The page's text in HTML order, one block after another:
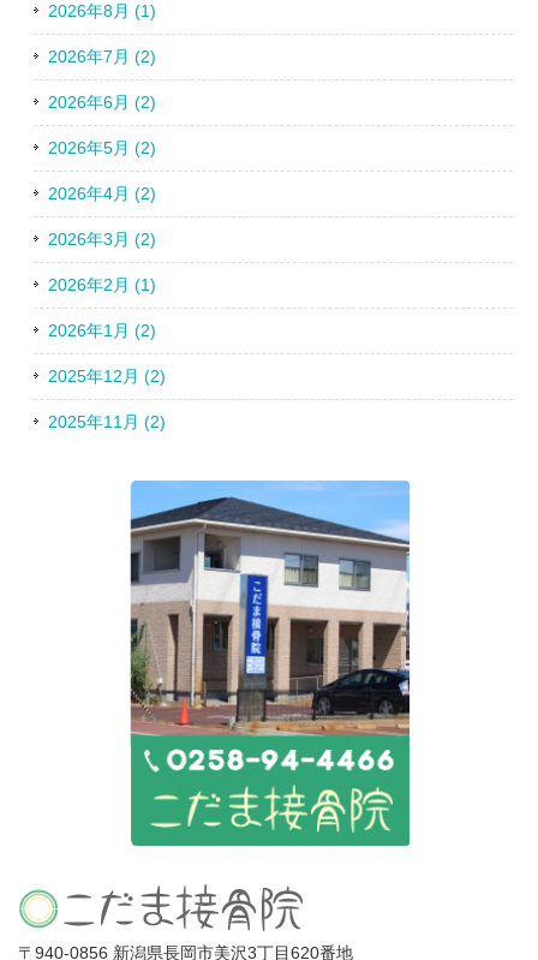
2026年8月 (1)
2026年7月 (2)
2026年6月 (2)
2026年5月 (2)
2026年4月 (2)
2026年3月 (2)
2026年2月 (1)
2026年1月 (2)
2025年12月 (2)
2025年11月 (2)
〒940-0856 新潟県長岡市美沢3丁目620番地